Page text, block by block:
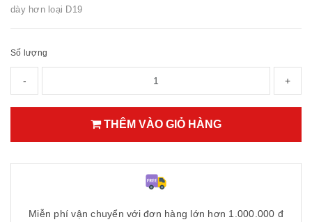
dày hơn loại D19
Số lượng
- +
THÊM VÀO GIỎ HÀNG
Miễn phí vận chuyển với đơn hàng lớn hơn 1.000.000 đ